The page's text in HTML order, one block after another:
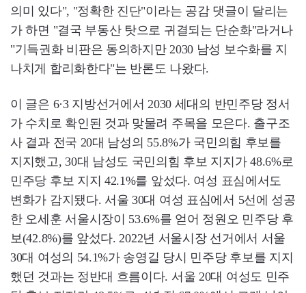
의미 있다", "정확한 진단"이라는 공감 댓글이 달리는
가 하면 "결국 부동산 탓으로 귀결되는 단순화"라거나
"기득권화 비판은 동의하지만 2030 남성 보수화를 지
나치게 합리화한다"는 반론도 나왔다.
이 글은 6·3 지방선거에서 2030 세대의 반민주당 정서
가 수치로 확인된 것과 맞물려 주목을 모은다. 출구조
사 결과 전국 20대 남성의 55.8%가 국민의힘 후보를
지지했고, 30대 남성도 국민의힘 후보 지지가 48.6%로
민주당 후보 지지 42.1%를 앞섰다. 여성 표심에서도
변화가 감지됐다. 서울 30대 여성 표심에서 5선에 성공
한 오세훈 서울시장이 53.6%를 얻어 정원오 민주당 후
보(42.8%)를 앞섰다. 2022년 서울시장 선거에서 서울
30대 여성의 54.1%가 송영길 당시 민주당 후보를 지지
했던 것과는 정반대 흐름이다. 서울 20대 여성도 민주